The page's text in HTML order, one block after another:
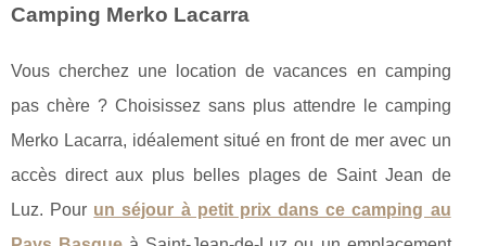
Camping Merko Lacarra
Vous cherchez une location de vacances en camping
pas chère ? Choisissez sans plus attendre le camping
Merko Lacarra, idéalement situé en front de mer avec un
accès direct aux plus belles plages de Saint Jean de
Luz. Pour un séjour à petit prix dans ce camping au